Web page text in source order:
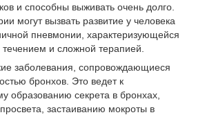
и способны выживать очень долго.
могут вызвать развитие у человека
пневмонии, характеризующейся
и сложной терапией.
заболевания, сопровождающиеся
бронхов. Это ведет к
образованию секрета в бронхах,
застаиванию мокроты в